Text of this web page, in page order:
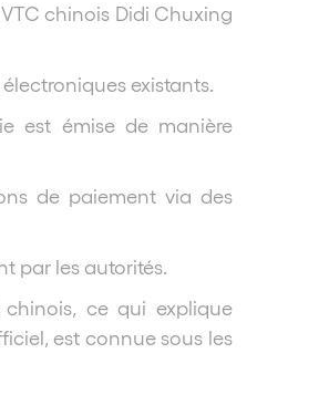
chinois Didi Chuxing
existants.
est émise de manière
de paiement via des
par les autorités.
ce qui explique
est connue sous les